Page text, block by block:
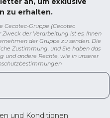
zu erhalten.
Cecotec-Gruppe (Cecotec
Zweck der Verarbeitung ist es, Ihnen
der Gruppe zu senden. Die
Zustimmung, und Sie haben das
und andere Rechte, wie in unserer
und Konditionen